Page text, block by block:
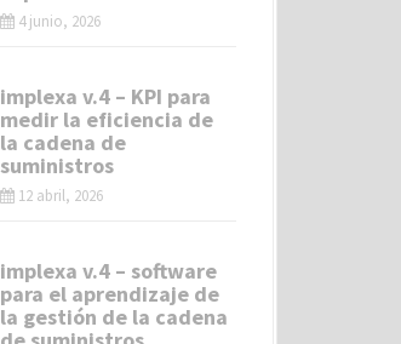
4 junio, 2026
implexa v.4 – KPI para
medir la eficiencia de
la cadena de
suministros
12 abril, 2026
implexa v.4 – software
para el aprendizaje de
la gestión de la cadena